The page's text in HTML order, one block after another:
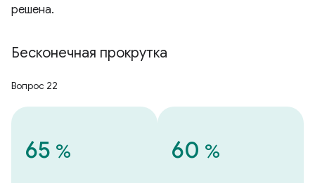
решена.
Бесконечная прокрутка
Вопрос 22
65 % 60 %